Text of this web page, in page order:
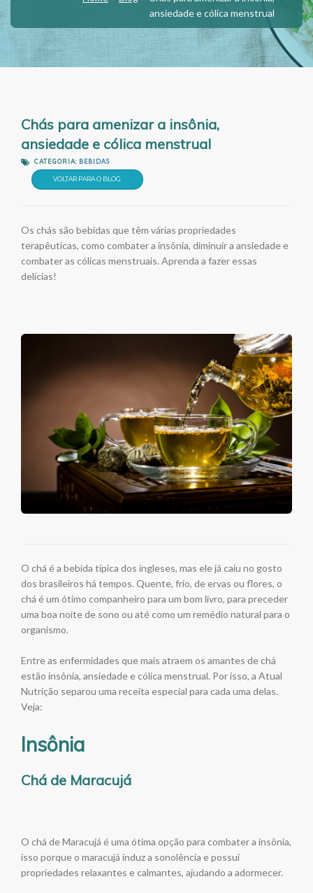
ansiedade e cólica menstrual
Chás para amenizar a insônia,
ansiedade e cólica menstrual
CATEGORIA: BEBIDAS
VOLTAR PARA O BLOG
Os chás são bebidas que têm várias propriedades
terapêuticas, como combater a insônia, diminuir a ansiedade e
combater as cólicas menstruais. Aprenda a fazer essas
delícias!
O chá é a bebida típica dos ingleses, mas ele já caiu no gosto
dos brasileiros há tempos. Quente, frio, de ervas ou flores, o
chá é um ótimo companheiro para um bom livro, para preceder
uma boa noite de sono ou até como um remédio natural para o
organismo.
Entre as enfermidades que mais atraem os amantes de chá
estão insônia, ansiedade e cólica menstrual. Por isso, a Atual
Nutrição separou uma receita especial para cada uma delas.
Veja:
Insônia
Chá de Maracujá
O chá de Maracujá é uma ótima opção para combater a insônia,
isso porque o maracujá induz a sonolência e possui
propriedades relaxantes e calmantes, ajudando a adormecer.